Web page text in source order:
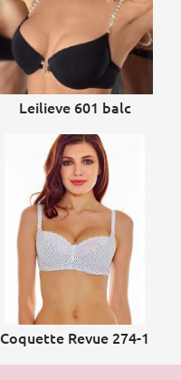
Leilieve 601 balc
Coquette Revue 274-1